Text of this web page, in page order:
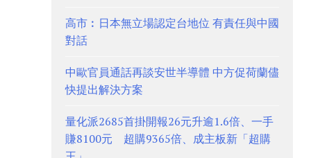
高市︰日本無立場認定台地位 有責任與中國
對話
中歐官員通話再談安世半導體 中方促荷蘭儘
快提出解決方案
量化派2685首掛開報26元升逾1.6倍、一手
賺8100元 超購9365倍、成主板新「超購